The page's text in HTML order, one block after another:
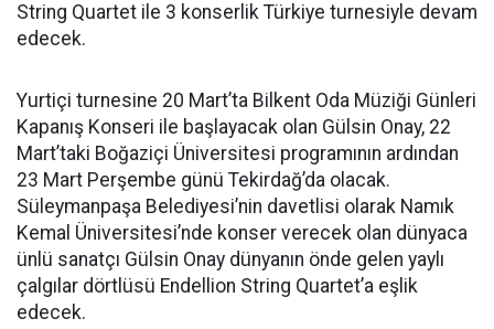
String Quartet ile 3 konserlik Türkiye turnesiyle devam
edecek.
Yurtiçi turnesine 20 Mart’ta Bilkent Oda Müziği Günleri
Kapanış Konseri ile başlayacak olan Gülsin Onay, 22
Mart’taki Boğaziçi Üniversitesi programının ardından
23 Mart Perşembe günü Tekirdağ’da olacak.
Süleymanpaşa Belediyesi’nin davetlisi olarak Namık
Kemal Üniversitesi’nde konser verecek olan dünyaca
ünlü sanatçı Gülsin Onay dünyanın önde gelen yaylı
çalgılar dörtlüsü Endellion String Quartet’a eşlik
edecek.